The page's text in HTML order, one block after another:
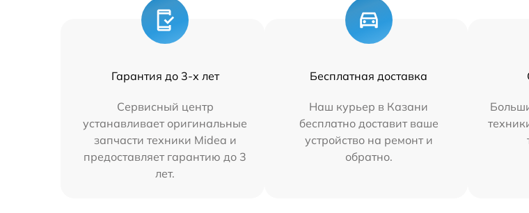
Гарантия до 3-х лет
Сервисный центр
устанавливает оригинальные
запчасти техники Midea и
предоставляет гарантию до 3
лет.
Бесплатная доставка
Наш курьер в Казани
бесплатно доставит ваше
устройство на ремонт и
обратно.